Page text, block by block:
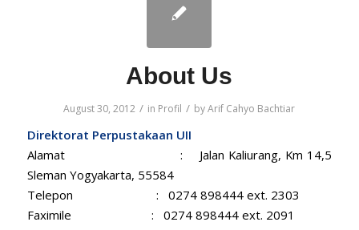
About Us
August 30, 2012 / in Profil / byArif Cahyo Bachtiar
Direktorat Perpustakaan UII
Alamat : Jalan Kaliurang, Km 14,5
Sleman Yogyakarta, 55584
Telepon : 0274 898444 ext. 2303
Faximile : 0274 898444 ext. 2091